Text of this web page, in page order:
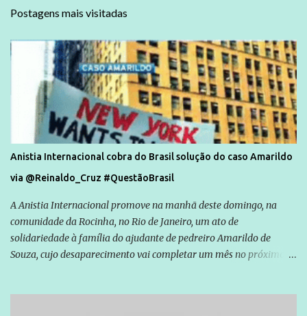
Postagens mais visitadas
Anistia Internacional cobra do Brasil solução do caso Amarildo
via @Reinaldo_Cruz #QuestãoBrasil
A Anistia Internacional promove na manhã deste domingo, na
comunidade da Rocinha, no Rio de Janeiro, um ato de
solidariedade à família do ajudante de pedreiro Amarildo de
Souza, cujo desaparecimento vai completar um mês no próximo